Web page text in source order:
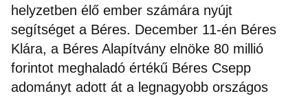
helyzetben élő ember számára nyújt
segítséget a Béres. December 11-én Béres
Klára, a Béres Alapítvány elnöke 80 millió
forintot meghaladó értékű Béres Csepp
adományt adott át a legnagyobb országos